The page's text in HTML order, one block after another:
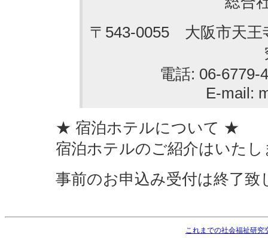
〒543-0055 大阪市天王
電話: 06-6779-
E-mail:
★ 宿泊ホテルについて ★
宿泊ホテルのご紹介はいた
事前のお申込み受付は終了致
これまでの社会福祉研究